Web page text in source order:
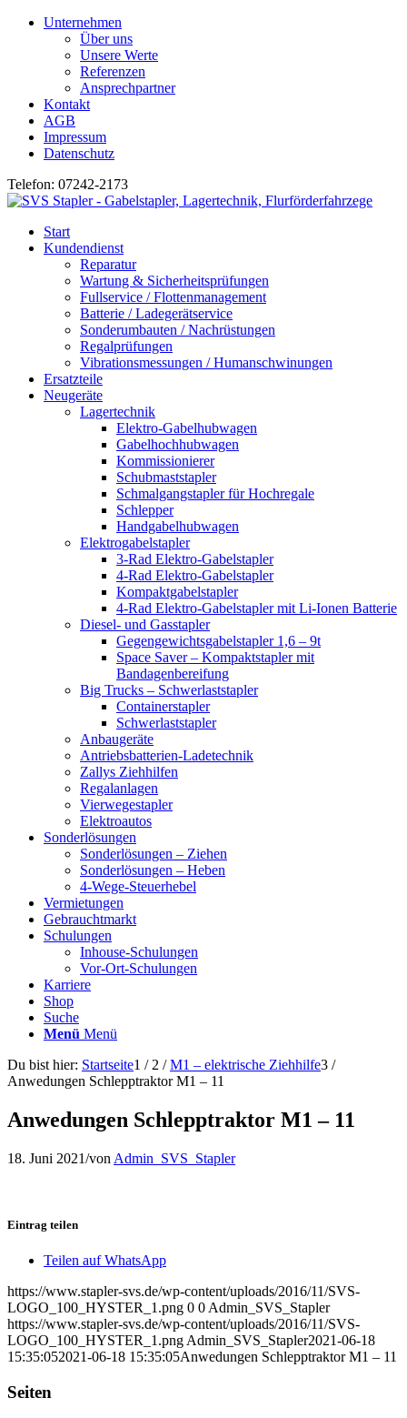
Unternehmen
Über uns
Unsere Werte
Referenzen
Ansprechpartner
Kontakt
AGB
Impressum
Datenschutz
Telefon: 07242-2173
Start
Kundendienst
Reparatur
Wartung & Sicherheitsprüfungen
Fullservice / Flottenmanagement
Batterie / Ladegerätservice
Sonderumbauten / Nachrüstungen
Regalprüfungen
Vibrationsmessungen / Humanschwinungen
Ersatzteile
Neugeräte
Lagertechnik
Elektro-Gabelhubwagen
Gabelhochhubwagen
Kommissionierer
Schubmaststapler
Schmalgangstapler für Hochregale
Schlepper
Handgabelhubwagen
Elektrogabelstapler
3-Rad Elektro-Gabelstapler
4-Rad Elektro-Gabelstapler
Kompaktgabelstapler
4-Rad Elektro-Gabelstapler mit Li-Ionen Batterie
Diesel- und Gasstapler
Gegengewichtsgabelstapler 1,6 – 9t
Space Saver – Kompaktstapler mit
Bandagenbereifung
Big Trucks – Schwerlaststapler
Containerstapler
Schwerlaststapler
Anbaugeräte
Antriebsbatterien-Ladetechnik
Zallys Ziehhilfen
Regalanlagen
Vierwegestapler
Elektroautos
Sonderlösungen
Sonderlösungen – Ziehen
Sonderlösungen – Heben
4-Wege-Steuerhebel
Vermietungen
Gebrauchtmarkt
Schulungen
Inhouse-Schulungen
Vor-Ort-Schulungen
Karriere
Shop
Suche
Menü Menü
Du bist hier: Startseite1 / 2 / M1 – elektrische Ziehhilfe3 /
Anwedungen Schlepptraktor M1 – 11
Anwedungen Schlepptraktor M1 – 11
18. Juni 2021/von Admin_SVS_Stapler
Eintrag teilen
Teilen auf WhatsApp
https://www.stapler-svs.de/wp-content/uploads/2016/11/SVS-
LOGO_100_HYSTER_1.png 0 0 Admin_SVS_Stapler
https://www.stapler-svs.de/wp-content/uploads/2016/11/SVS-
LOGO_100_HYSTER_1.png Admin_SVS_Stapler2021-06-18
15:35:052021-06-18 15:35:05Anwedungen Schlepptraktor M1 – 11
Seiten